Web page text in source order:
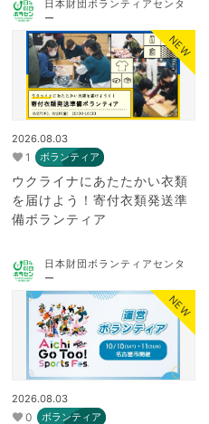
日本財団ボランティアセンタ
ー
NEW
2026.08.03
1 ボランティア
ウクライナにあたたかい衣類
を届けよう！寄付衣類発送準
備ボランティア
日本財団ボランティアセンタ
ー
NEW
2026.08.03
0 ボランティア